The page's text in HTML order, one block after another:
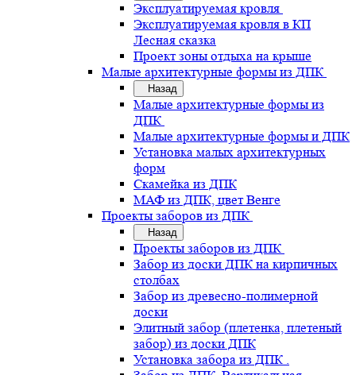
Эксплуатируемая кровля
Эксплуатируемая кровля в КП
Лесная сказка
Проект зоны отдыха на крыше
Малые архитектурные формы из ДПК
Назад
Малые архитектурные формы из
ДПК
Малые архитектурные формы и ДПК
Установка малых архитектурных
форм
Скамейка из ДПК
МАФ из ДПК, цвет Венге
Проекты заборов из ДПК
Назад
Проекты заборов из ДПК
Забор из доски ДПК на кирпичных
столбах
Забор из древесно-полимерной
доски
Элитный забор (плетенка, плетеный
забор) из доски ДПК
Установка забора из ДПК .